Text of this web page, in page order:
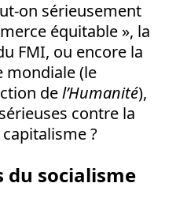
on sérieusement
équitable », la
FMI, ou encore la
mondiale (le
del’Humanité),
contre la
?
du socialisme